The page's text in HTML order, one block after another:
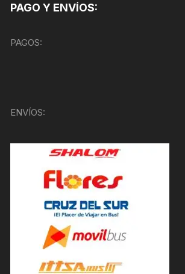
PAGO Y ENVÍOS:
PAGOS:
ENVÍOS: